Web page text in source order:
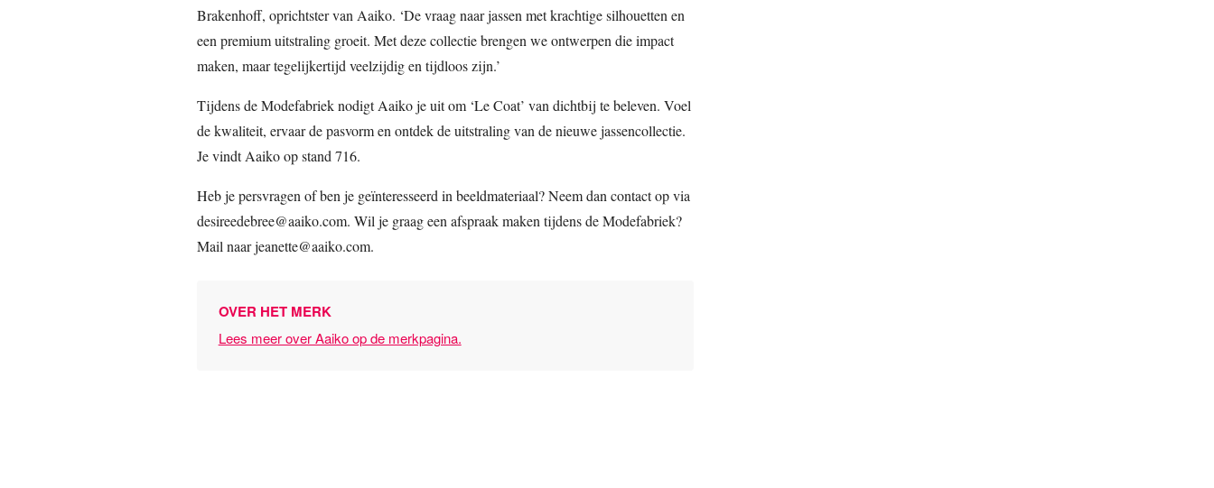
Brakenhoff, oprichtster van Aaiko. ‘De vraag naar jassen met krachtige silhouetten en
een premium uitstraling groeit. Met deze collectie brengen we ontwerpen die impact
maken, maar tegelijkertijd veelzijdig en tijdloos zijn.’
Tijdens de Modefabriek nodigt Aaiko je uit om ‘Le Coat’ van dichtbij te beleven. Voel
de kwaliteit, ervaar de pasvorm en ontdek de uitstraling van de nieuwe jassencollectie.
Je vindt Aaiko op stand 716.
Heb je persvragen of ben je geïnteresseerd in beeldmateriaal? Neem dan contact op via
desireedebree@aaiko.com. Wil je graag een afspraak maken tijdens de Modefabriek?
Mail naar jeanette@aaiko.com.
OVER HET MERK
Lees meer over Aaiko op de merkpagina.